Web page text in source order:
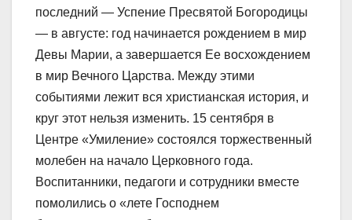
последний — Успение Пресвятой Богородицы
— в августе: год начинается рождением в мир
Девы Марии, а завершается Ее восхождением
в мир Вечного Царства. Между этими
событиями лежит вся христианская история, и
круг этот нельзя изменить. 15 сентября в
Центре «Умиление» состоялся торжественный
молебен на начало Церковного года.
Воспитанники, педагоги и сотрудники вместе
помолились о «лете Господнем